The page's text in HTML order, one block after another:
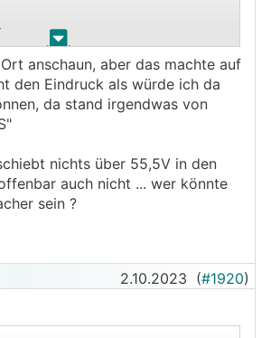
so.
meinen Willen und meine
hinaus, auch wenns der
bei dem das Ding so unrund
halt mit meinem beschränkten
offensichtlichen
erkennen und zu verhindern
oder der Akku
aufgibt
DVCC - wenn ich dort den
und 56 verändere, geht diese
. .
Remote Console, Device List,
die Spannung an die er
sogar die elektrische
Das sprengt den
anschaun, aber das machte auf
den Eindruck als würde ich da
da stand irgendwas von
"
nichts über 55,5V in den
auch nicht ... wer könnte
sein ?
2.10.2023 (#1920)